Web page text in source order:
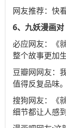
网友推荐： 快
6、九妖漫画对
必应网友：《
整个故事更加生
豆瓣网网友：
值得反复品味。
搜狗网友：《
细节都让人感